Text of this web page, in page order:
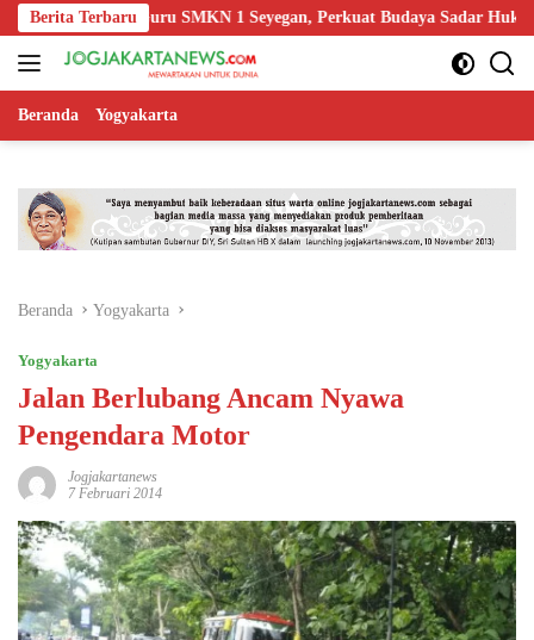
Langsung
ke
konten
Berita Terbaru
Guru SMKN 1 Seyegan, Perkuat Budaya Sadar Hukum di
Beranda Yogyakarta
Beranda Yogyakarta
Yogyakarta
Jalan Berlubang Ancam Nyawa
Pengendara Motor
Jogjakartanews
7 Februari 2014